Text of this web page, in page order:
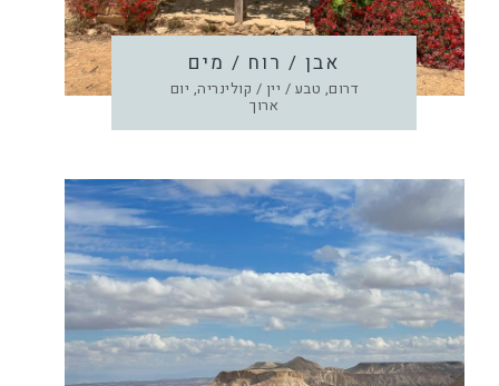
אבן / רוח / מים
דרום, טבע / יין / קולינריה, יום
ארוך